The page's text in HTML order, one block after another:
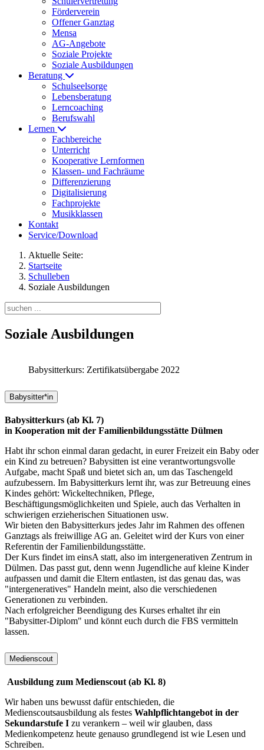
Förderverein
Offener Ganztag
Mensa
AG-Angebote
Soziale Projekte
Soziale Ausbildungen
Beratung
Schulseelsorge
Lebensberatung
Lerncoaching
Berufswahl
Lernen
Fachbereiche
Unterricht
Kooperative Lernformen
Klassen- und Fachräume
Differenzierung
Digitalisierung
Fachprojekte
Musikklassen
Kontakt
Service/Download
Aktuelle Seite:
Startseite
Schulleben
Soziale Ausbildungen
Soziale Ausbildungen
Babysitterkurs: Zertifikatsübergabe 2022
Babysitter*in
Babysitterkurs (ab Kl. 7)
in Kooperation mit der Familienbildungsstätte Dülmen
Habt ihr schon einmal daran gedacht, in eurer Freizeit ein Baby oder
ein Kind zu betreuen? Babysitten ist eine verantwortungsvolle
Aufgabe, macht Spaß und bietet sich an, um das Taschengeld
aufzubessern. Im Babysitterkurs lernt ihr, was zur Betreuung eines
Kindes gehört: Wickeltechniken, Pflege,
Beschäftigungsmöglichkeiten und Spiele, auch das Verhalten in
schwierigen erzieherischen Situationen usw.
Wir bieten den Babysitterkurs jedes Jahr im Rahmen des offenen
Ganztags als freiwillige AG an. Geleitet wird der Kurs von einer
Referentin der Familienbildungsstätte.
Der Kurs findet im einsA statt, also im intergenerativen Zentrum in
Dülmen. Das passt gut, denn wenn Jugendliche auf kleine Kinder
aufpassen und damit die Eltern entlasten, ist das genau das, was
"intergeneratives" Handeln meint, also die verschiedenen
Generationen zu verbinden.
Nach erfolgreicher Beendigung des Kurses erhaltet ihr ein
"Babysitter-Diplom" und könnt euch durch die FBS vermitteln
lassen.
Medienscout
Ausbildung zum Medienscout (ab Kl. 8)
Wir haben uns bewusst dafür entschieden, die
Medienscoutsausbildung als festes Wahlpflichtangebot in der
Sekundarstufe I zu verankern – weil wir glauben, dass
Medienkompetenz heute genauso grundlegend ist wie Lesen und
Schreiben.